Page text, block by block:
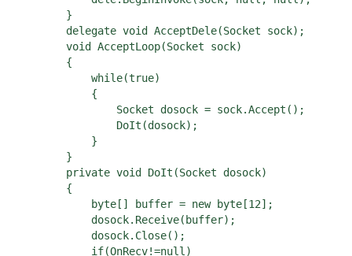
        }
        delegate void AcceptDele(Socket sock);
        void AcceptLoop(Socket sock)
        {
            while(true)
            {
                Socket dosock = sock.Accept();
                DoIt(dosock);
            }
        }
        private void DoIt(Socket dosock)
        {
            byte[] buffer = new byte[12];
            dosock.Receive(buffer);
            dosock.Close();
            if(OnRecv!=null)